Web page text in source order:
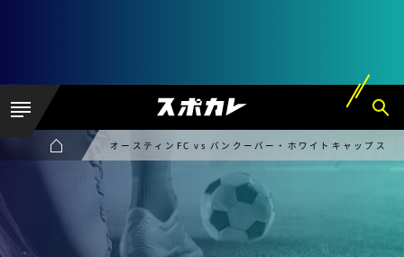
オースティンFC vs バンクーバー・ホワイトキャップス